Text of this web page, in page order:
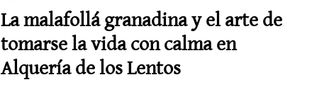
La malafollá granadina y el arte de
tomarse la vida con calma en
Alquería de los Lentos